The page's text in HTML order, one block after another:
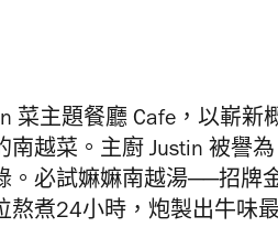
菜主題餐廳 Cafe，以嶄新
南越菜。 主廚 Justin 被譽
。必試嫲嫲南越湯──招牌
熬煮24小時，炮製出牛味